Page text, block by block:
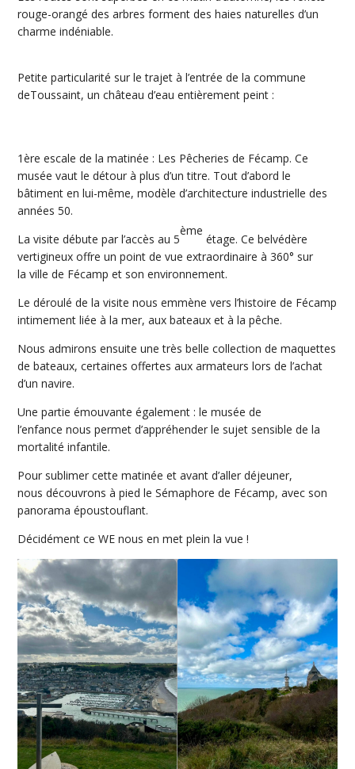
rouge-orangé des arbres forment des haies naturelles d’un
charme indéniable.
Petite particularité sur le trajet à l’entrée de la commune
deToussaint, un château d’eau entièrement peint :
1ère escale de la matinée : Les Pêcheries de Fécamp. Ce
musée vaut le détour à plus d’un titre. Tout d’abord le
bâtiment en lui-même, modèle d’architecture industrielle des
années 50.
La visite débute par l’accès au 5
ème
étage. Ce belvédère
vertigineux offre un point de vue extraordinaire à 360° sur
la ville de Fécamp et son environnement.
Le déroulé de la visite nous emmène vers l’histoire de Fécamp
intimement liée à la mer, aux bateaux et à la pêche.
Nous admirons ensuite une très belle collection de maquettes
de bateaux, certaines offertes aux armateurs lors de l’achat
d’un navire.
Une partie émouvante également : le musée de
l’enfance nous permet d’appréhender le sujet sensible de la
mortalité infantile.
Pour sublimer cette matinée et avant d’aller déjeuner,
nous découvrons à pied le Sémaphore de Fécamp, avec son
panorama époustouflant.
Décidément ce WE nous en met plein la vue !